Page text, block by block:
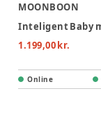
MOONBOON
1.199,00 kr.
Online